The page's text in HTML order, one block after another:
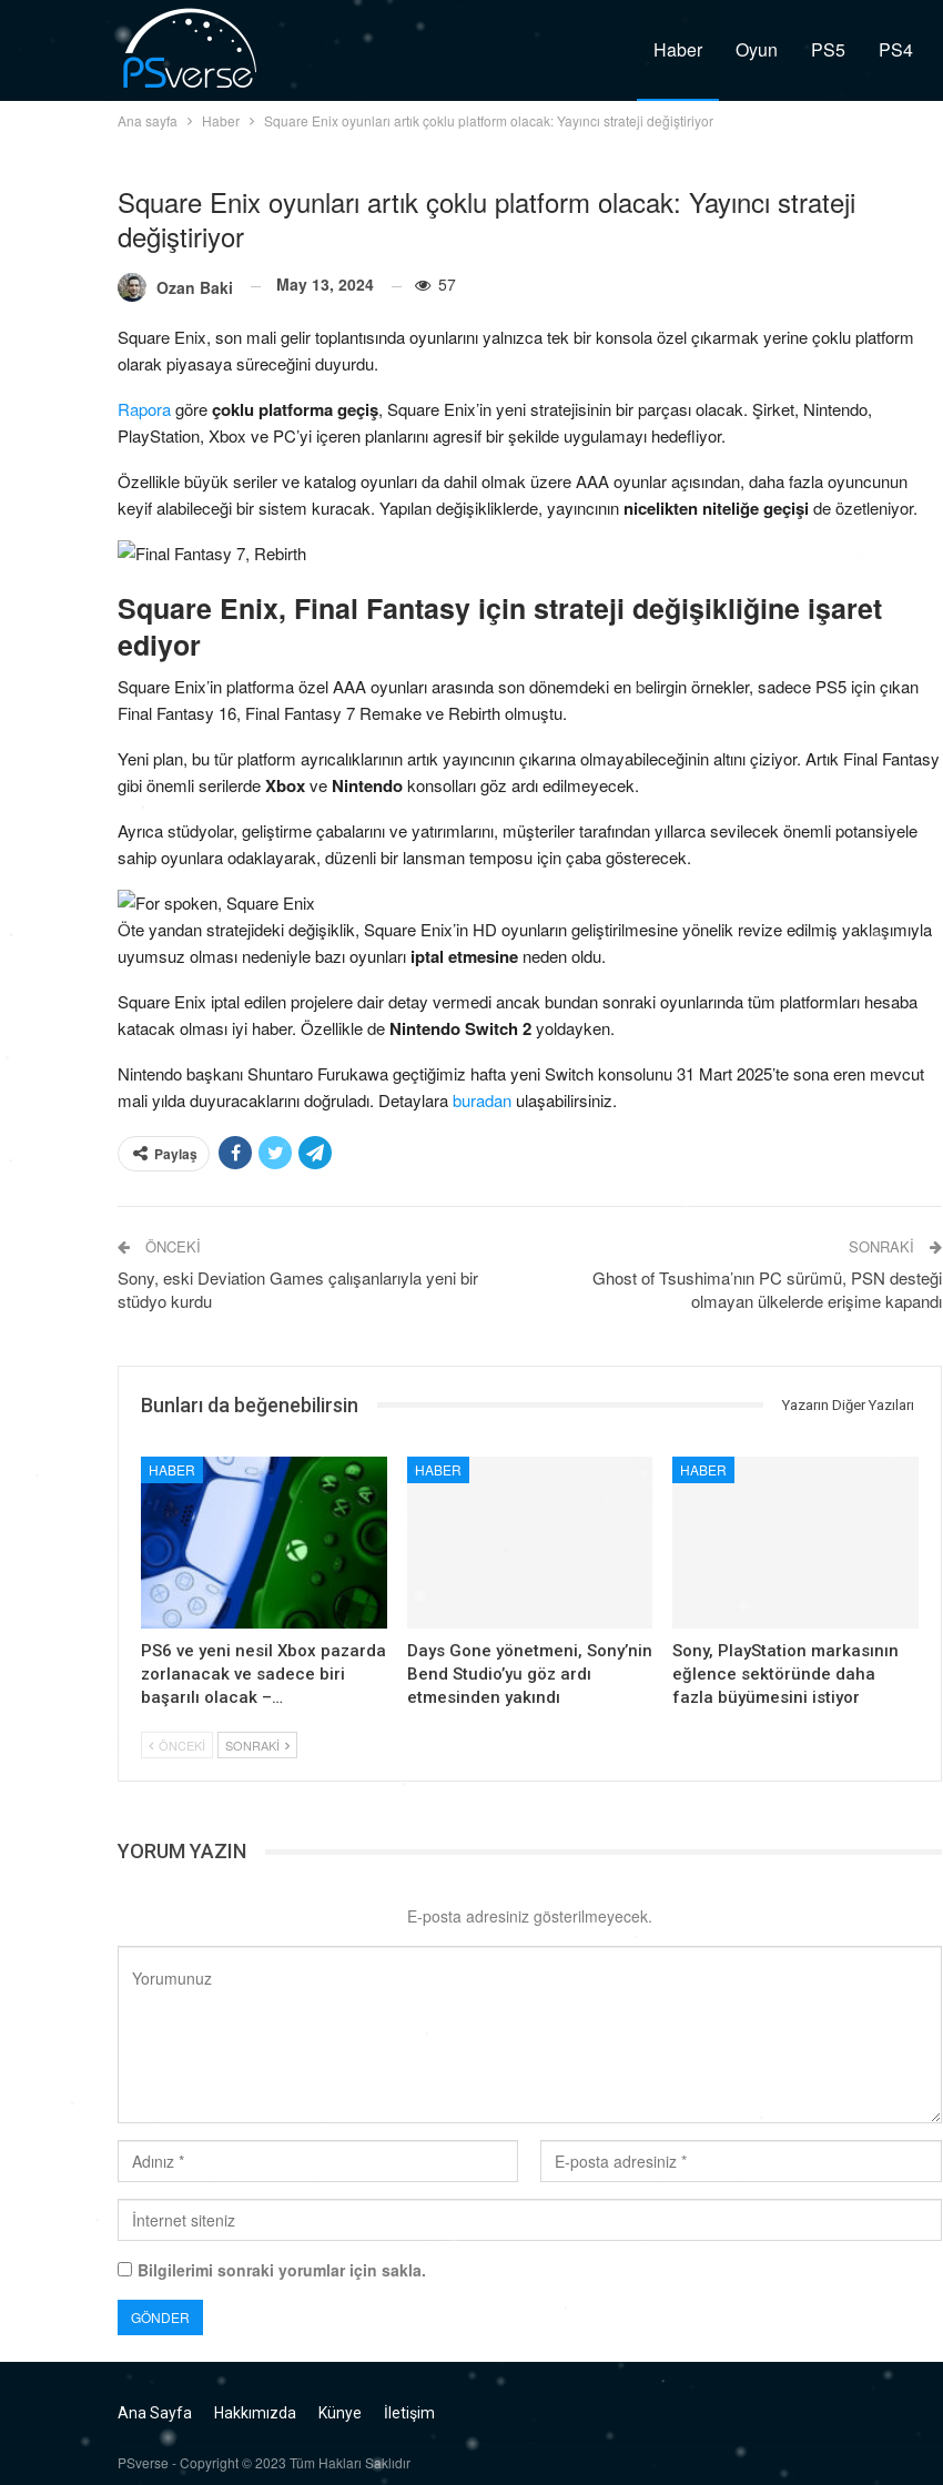
Haber Oyun PS5 PS4
Ana sayfa Haber Square Enix oyunları artık çoklu platform olacak: Yayıncı strateji değiştiriyor
Square Enix oyunları artık çoklu platform olacak: Yayıncı strateji
değiştiriyor
Ozan Baki May 13, 2024 57
Square Enix, son mali gelir toplantısında oyunlarını yalnızca tek bir konsola özel çıkarmak yerine çoklu platform
olarak piyasaya süreceğini duyurdu.
Raporagöreçoklu platforma geçiş, Square Enix’in yeni stratejisinin bir parçası olacak. Şirket, Nintendo,
PlayStation, Xbox ve PC’yi içeren planlarını agresif bir şekilde uygulamayı hedefliyor.
Özellikle büyük seriler ve katalog oyunları da dahil olmak üzere AAA oyunlar açısından, daha fazla oyuncunun
keyif alabileceği bir sistem kuracak. Yapılan değişikliklerde, yayıncının nicelikten niteliğe geçişide özetleniyor.
Square Enix, Final Fantasy için strateji değişikliğine işaret
ediyor
Square Enix’in platforma özel AAA oyunları arasında son dönemdeki en belirgin örnekler, sadece PS5 için çıkan
Final Fantasy 16, Final Fantasy 7 Remake ve Rebirth olmuştu.
Yeni plan, bu tür platform ayrıcalıklarının artık yayıncının çıkarına olmayabileceğinin altını çiziyor. Artık Final Fantasy
gibi önemli serilerdeXboxve Nintendokonsolları göz ardı edilmeyecek.
Ayrıca stüdyolar, geliştirme çabalarını ve yatırımlarını, müşteriler tarafından yıllarca sevilecek önemli potansiyele
sahip oyunlara odaklayarak, düzenli bir lansman temposu için çaba gösterecek.
Öte yandan stratejideki değişiklik, Square Enix’in HD oyunların geliştirilmesine yönelik revize edilmiş yaklaşımıyla
uyumsuz olması nedeniyle bazı oyunları iptal etmesine neden oldu.
Square Enix iptal edilen projelere dair detay vermedi ancak bundan sonraki oyunlarında tüm platformları hesaba
katacak olması iyi haber. Özellikle de Nintendo Switch 2yoldayken.
Nintendo başkanı Shuntaro Furukawa geçtiğimiz hafta yeni Switch konsolunu 31 Mart 2025’te sona eren mevcut
mali yılda duyuracaklarını doğruladı. Detaylaraburadan ulaşabilirsiniz.
Paylaş
ÖNCEKI
Sony, eski Deviation Games çalışanlarıyla yeni bir
stüdyo kurdu
SONRAKI
Ghost of Tsushima’nın PC sürümü, PSN desteği
olmayan ülkelerde erişime kapandı
Bunları da beğenebilirsin Yazarın Diğer Yazıları
HABER
PS6 ve yeni nesil Xbox pazarda
zorlanacak ve sadece biri
başarılı olacak –…
HABER
Days Gone yönetmeni, Sony’nin
Bend Studio’yu göz ardı
etmesinden yakındı
HABER
Sony, PlayStation markasının
eğlence sektöründe daha
fazla büyümesini istiyor
ÖNCEKI SONRAKI
YORUM YAZIN
E-posta adresiniz gösterilmeyecek.
Bilgilerimi sonraki yorumlar için sakla.
Ana Sayfa Hakkımızda Künye İletişim
PSverse - Copyright © 2023 Tüm Hakları Saklıdır